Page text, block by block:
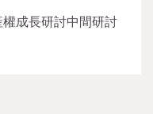
成長研討中間研討